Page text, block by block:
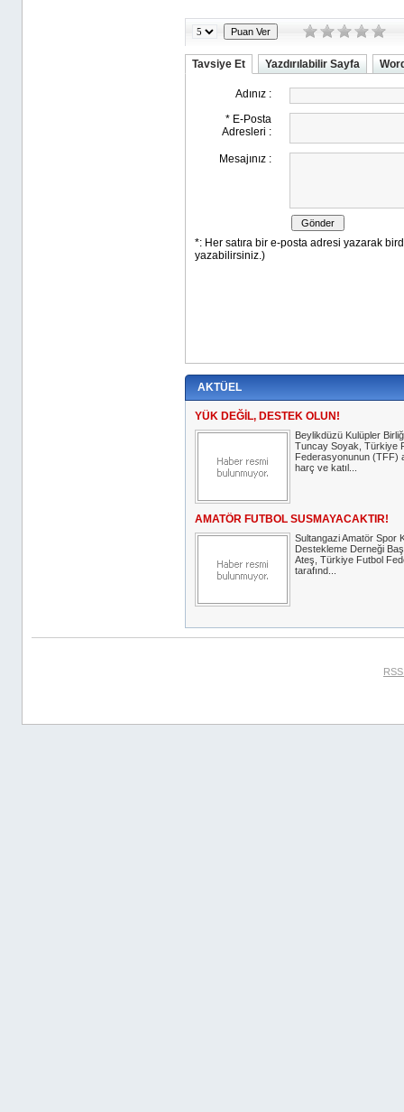
Tavsiye Et Yazdırılabilir Sayfa
AKTÜEL
YÜK DEĞİL, DESTEK OLUN!
Beylikdüzü Kulüpler
Tuncay Soyak, Türkiye
Federasyonunun (TFF)
harç ve katıl...
AMATÖR FUTBOL SUSMAYACAKTIR!
Sultangazi Amatör Spor
Destekleme Derneği
Ateş, Türkiye Futbol
tarafınd...